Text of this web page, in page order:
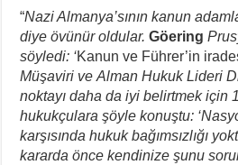
“Nazi Almanya’sının kanun
diye övünür oldular.Göering
söyledi: ‘Kanun ve Führer’in
Müşaviri ve Alman Hukuk Lideri
noktayı daha da iyi belirtmek için
hukukçulara şöyle konuştu:
karşısında hukuk bağımsızlığı
kararda önce kendinize şunu